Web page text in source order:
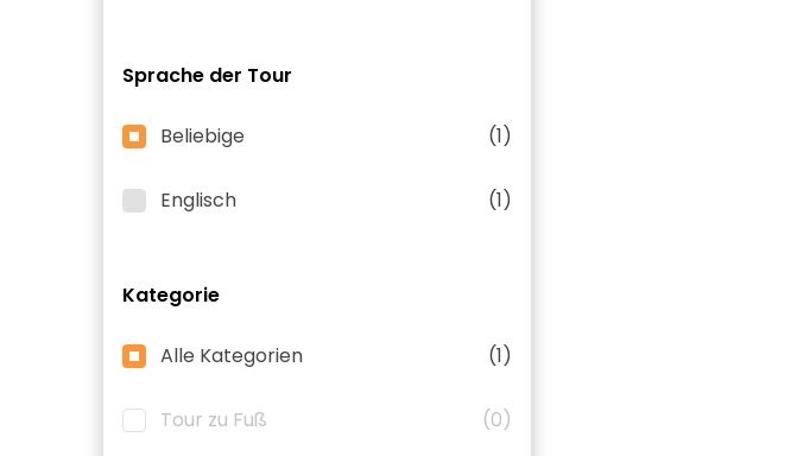
Sprache der Tour
Beliebige (1)
Englisch (1)
Kategorie
Alle Kategorien (1)
Tour zu Fuß (0)